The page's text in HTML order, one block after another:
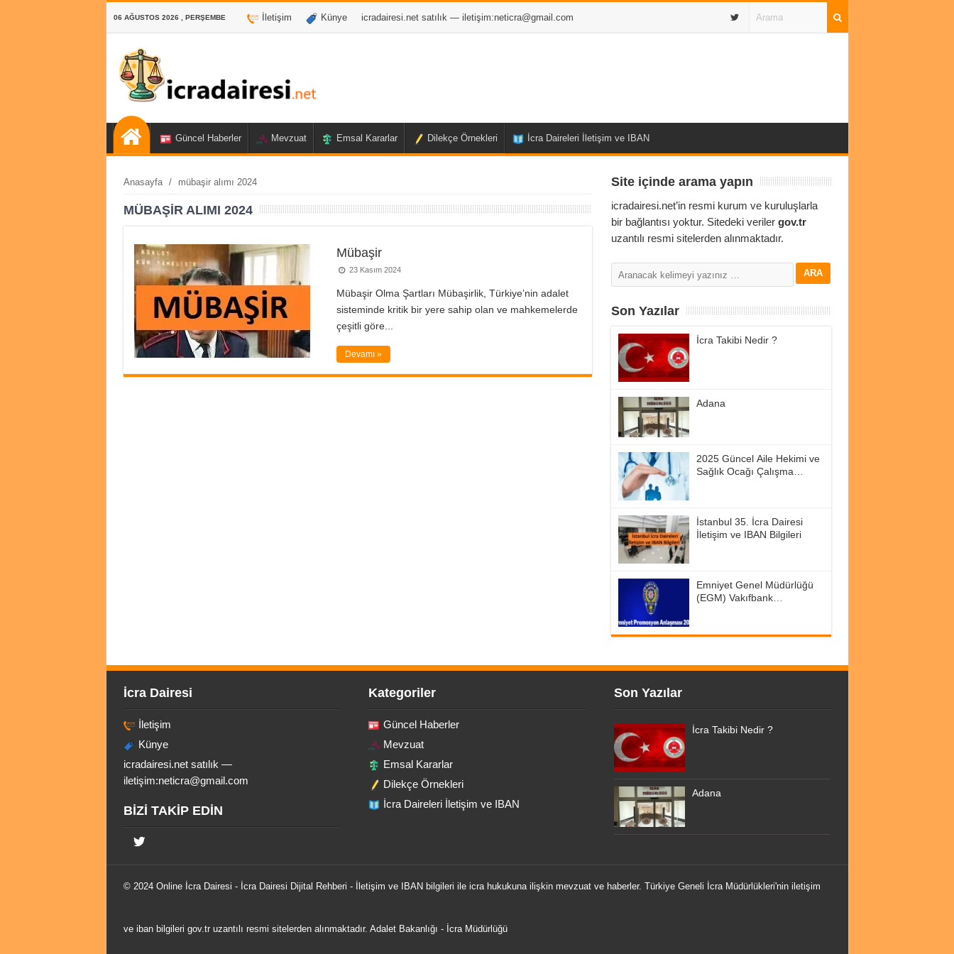
06 AĞUSTOS 2026 , PERŞEMBE İletişim Künye icradairesi.net satılık — iletişim:neticra@gmail.com
Güncel Haberler Mevzuat Emsal Kararlar Dilekçe Örnekleri İcra Daireleri İletişim ve IBAN
Anasayfa / mübaşir alımı 2024
MÜBAŞIR ALIMI 2024
Mübaşir
23 Kasım 2024
Mübaşir Olma Şartları Mübaşirlik, Türkiye’nin adalet
sisteminde kritik bir yere sahip olan ve mahkemelerde
çeşitli göre...
Devamı »
Site içinde arama yapın
icradairesi.net’in resmi kurum ve kuruluşlarla
bir bağlantısı yoktur. Sitedeki veriler gov.tr
uzantılı resmi sitelerden alınmaktadır.
Son Yazılar
İcra Takibi Nedir ?
Adana
2025 Güncel Aile Hekimi ve
Sağlık Ocağı Çalışma
İstanbul 35. İcra Dairesi
İletişim ve IBAN Bilgileri
Emniyet Genel Müdürlüğü
(EGM) Vakıfbank
İcra Dairesi
İletişim
Künye
icradairesi.net satılık —
iletişim:neticra@gmail.com
BİZİ TAKİP EDİN
Kategoriler
Güncel Haberler
Mevzuat
Emsal Kararlar
Dilekçe Örnekleri
İcra Daireleri İletişim ve IBAN
Son Yazılar
İcra Takibi Nedir ?
Adana
© 2024 Online İcra Dairesi - İcra Dairesi Dijital Rehberi - İletişim ve IBAN bilgileri ile icra hukukuna ilişkin mevzuat ve haberler. Türkiye Geneli İcra Müdürlükleri'nin iletişim
ve iban bilgileri gov.tr uzantılı resmi sitelerden alınmaktadır. Adalet Bakanlığı - İcra Müdürlüğü